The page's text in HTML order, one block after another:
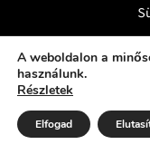
© 2023-
A weboldalon a
használunk.
Részletek
Elfogad